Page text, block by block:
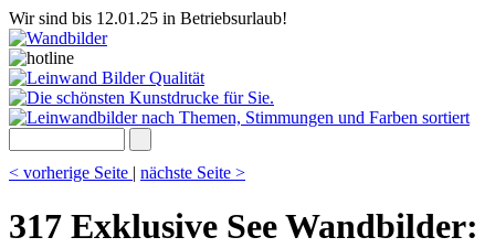
Wir sind bis 12.01.25 in Betriebsurlaub!
< vorherige Seite | nächste Seite >
317 Exklusive See Wandbilder: